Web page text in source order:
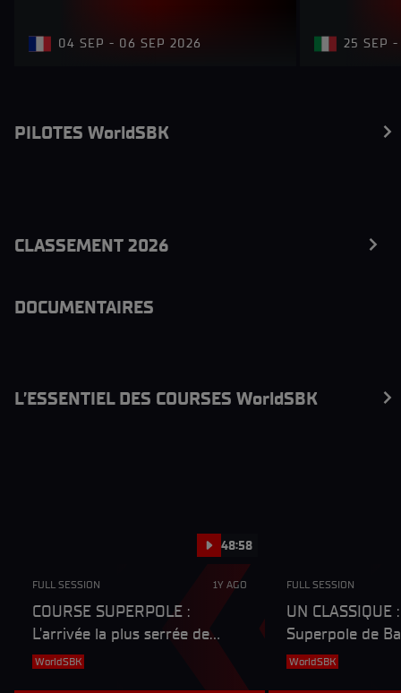
04 SEP - 06 SEP 2026 25 SEP
PILOTES WorldSBK
CLASSEMENT 2026
DOCUMENTAIRES
L’ESSENTIEL DES COURSES WorldSBK
48:58
FULL SESSION 1Y AGO
COURSE SUPERPOLE :
L'arrivée la plus serrée de
l'histoire du WorldSBK, 0.003s
WorldSBK
FULL SESSION
UN CLASSIQUE
Superpole de
se joue dans le
WorldSBK